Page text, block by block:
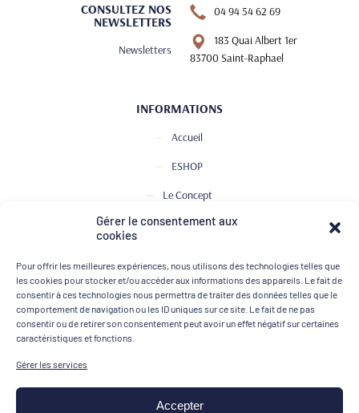
Gérer le consentement aux
cookies
Pour offrir les meilleures expériences, nous utilisons des technologies telles que
les cookies pour stocker et/ou accéder aux informations des appareils. Le fait de
consentir à ces technologies nous permettra de traiter des données telles que le
comportement de navigation ou les ID uniques sur ce site. Le fait de ne pas
consentir ou de retirer son consentement peut avoir un effet négatif sur certaines
caractéristiques et fonctions.
Gérer les services
Accepter
CONSULTEZ NOS
NEWSLETTERS
Newsletters
04 94 54 62 69
183 Quai Albert 1er
83700 Saint-Raphael
INFORMATIONS
Accueil
ESHOP
Le Concept
Club de Dégustation
Contact
MOYENS DE PAIEMENT